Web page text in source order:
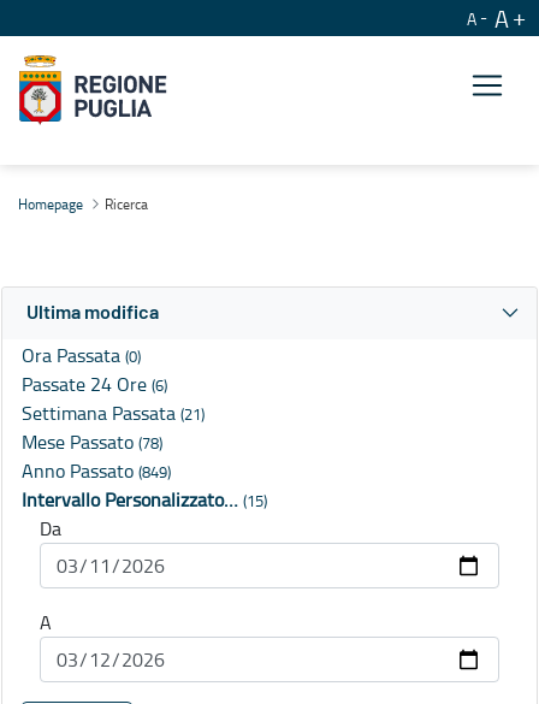
A A
Homepage Ricerca
Ultima modifica
Ora Passata (0)
Passate 24 Ore (6)
Settimana Passata (21)
Mese Passato (78)
Anno Passato (849)
Intervallo Personalizzato… (15)
Da
A